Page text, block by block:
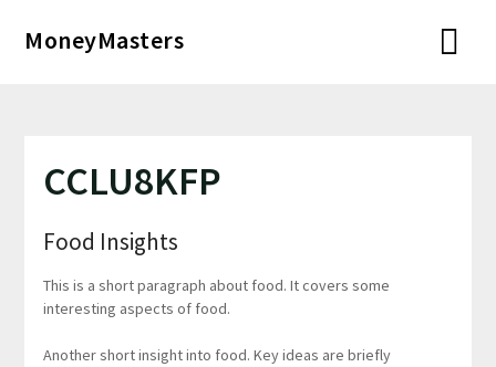
MoneyMasters
CCLU8KFP
Food Insights
This is a short paragraph about food. It covers some
interesting aspects of food.
Another short insight into food. Key ideas are briefly